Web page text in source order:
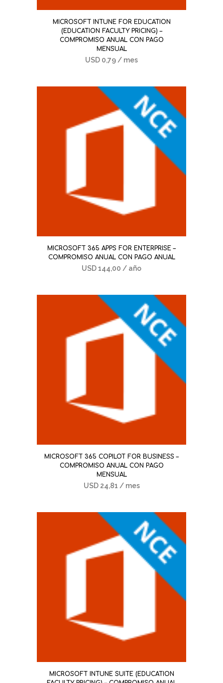
MICROSOFT INTUNE FOR EDUCATION
(EDUCATION FACULTY PRICING) –
COMPROMISO ANUAL CON PAGO
MENSUAL
USD 0,79 / mes
MICROSOFT 365 APPS FOR ENTERPRISE –
COMPROMISO ANUAL CON PAGO ANUAL
USD144,00 / año
MICROSOFT 365 COPILOT FOR BUSINESS –
COMPROMISO ANUAL CON PAGO
MENSUAL
USD 24,81 / mes
MICROSOFT INTUNE SUITE (EDUCATION